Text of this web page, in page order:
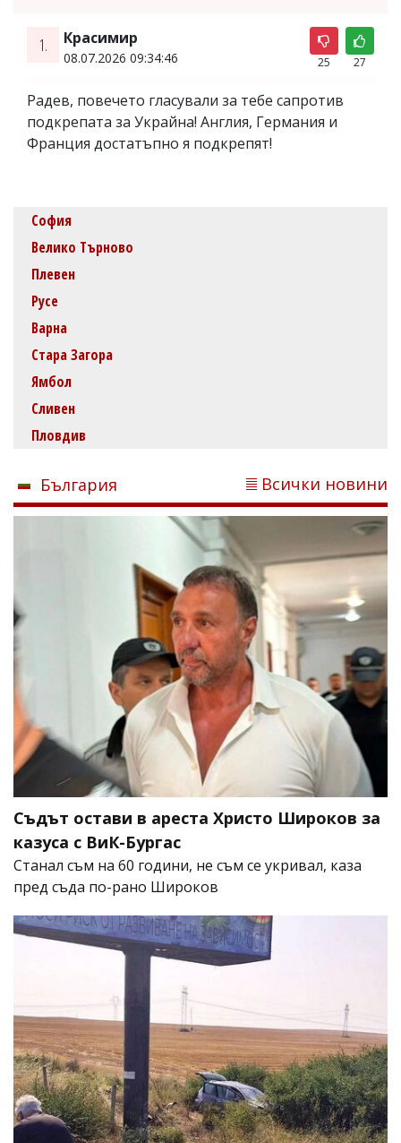
1. Красимир
08.07.2026 09:34:46 25 27
Радев, повечето гласували за тебе сапротив
подкрепата за Украйна! Англия, Германия и
Франция достатъпно я подкрепят!
София
Велико Търново
Плевен
Русе
Варна
Стара Загора
Ямбол
Сливен
Пловдив
България Всички новини
Съдът остави в ареста Христо Широков за
казуса с ВиК-Бургас
Станал съм на 60 години, не съм се укривал, каза
пред съда по-рано Широков